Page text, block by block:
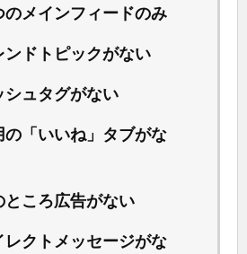
のメインフィードのみ
ンドトピックがない
シュタグがない
の「いいね」タブがな
ところ広告がない
レクトメッセージがな